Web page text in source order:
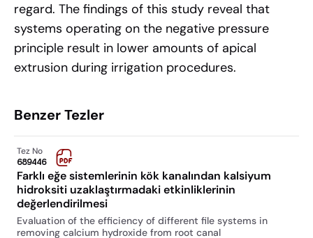
regard. The findings of this study reveal that
systems operating on the negative pressure
principle result in lower amounts of apical
extrusion during irrigation procedures.
Benzer Tezler
Tez No
689446
Farklı eğe sistemlerinin kök kanalından kalsiyum
hidroksiti uzaklaştırmadaki etkinliklerinin
değerlendirilmesi
Evaluation of the efficiency of different file systems in
removing calcium hydroxide from root canal